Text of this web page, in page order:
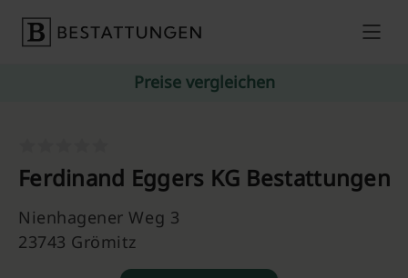
Preise vergleichen
Ferdinand Eggers KG Bestattungen
Nienhagener Weg 3
23743 Grömitz